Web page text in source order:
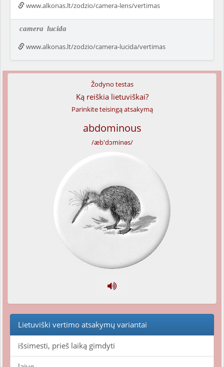
www.alkonas.lt/zodzio/camera-lens/vertimas
camera lucida
www.alkonas.lt/zodzio/camera-lucida/vertimas
Žodyno testas
Ką reiškia lietuviškai?
Parinkite teisingą atsakymą
abdominous
/æb'dɔminəs/
Lietuviški vertimo atsakymų variantai
išsimesti, prieš laiką gimdyti